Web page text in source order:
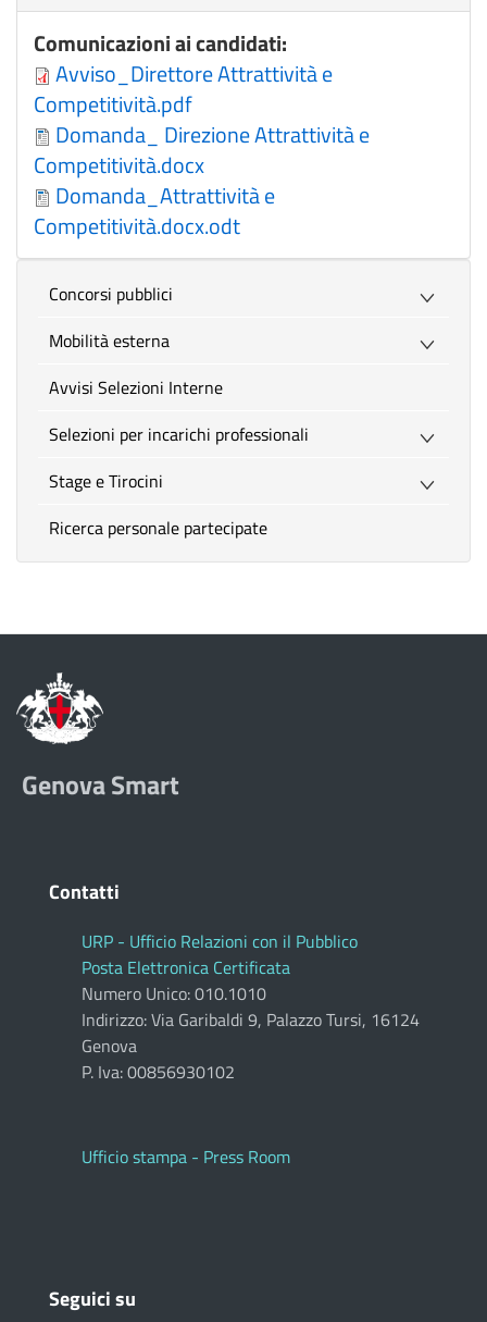
Comunicazioni ai candidati:
Avviso_Direttore Attrattività e
Competitività.pdf
Domanda_ Direzione Attrattività e
Competitività.docx
Domanda_Attrattività e
Competitività.docx.odt
Concorsi pubblici
Mobilità esterna
Avvisi Selezioni Interne
Selezioni per incarichi professionali
Stage e Tirocini
Ricerca personale partecipate
Genova Smart
Contatti
URP - Ufficio Relazioni con il Pubblico
Posta Elettronica Certificata
Numero Unico: 010.1010
Indirizzo: Via Garibaldi 9, Palazzo Tursi, 16124
Genova
P. Iva: 00856930102
Ufficio stampa - Press Room
Seguici su